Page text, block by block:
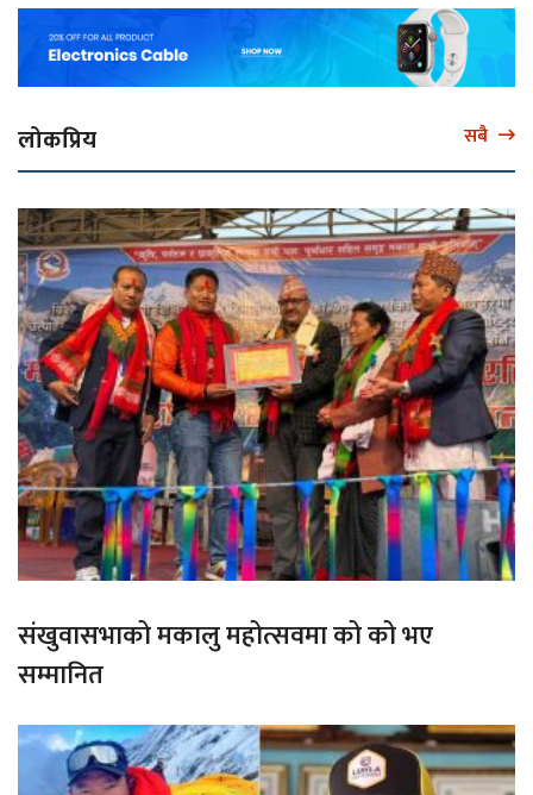
लोकप्रिय सबै
संखुवासभाको मकालु महोत्सवमा को को भए
सम्मानित